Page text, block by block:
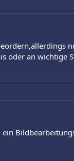
oder an wichtige
ein